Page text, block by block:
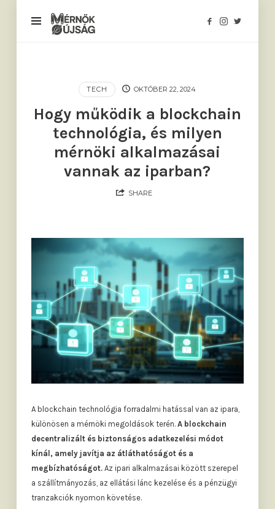
Mérnökújság
TECH OKTÓBER 22, 2024
Hogy működik a blockchain
technológia, és milyen
mérnöki alkalmazásai
vannak az iparban?
SHARE
A blockchain technológia forradalmi hatással van az ipara,
különösen a mérnöki megoldások terén. A blockchain
decentralizált és biztonságos adatkezelési módot
kínál, amely javítja az átláthatóságot és a
megbízhatóságot.Az ipari alkalmazásai között szerepel
a szállítmányozás, az ellátási lánc kezelése és a pénzügyi
tranzakciók nyomon követése.